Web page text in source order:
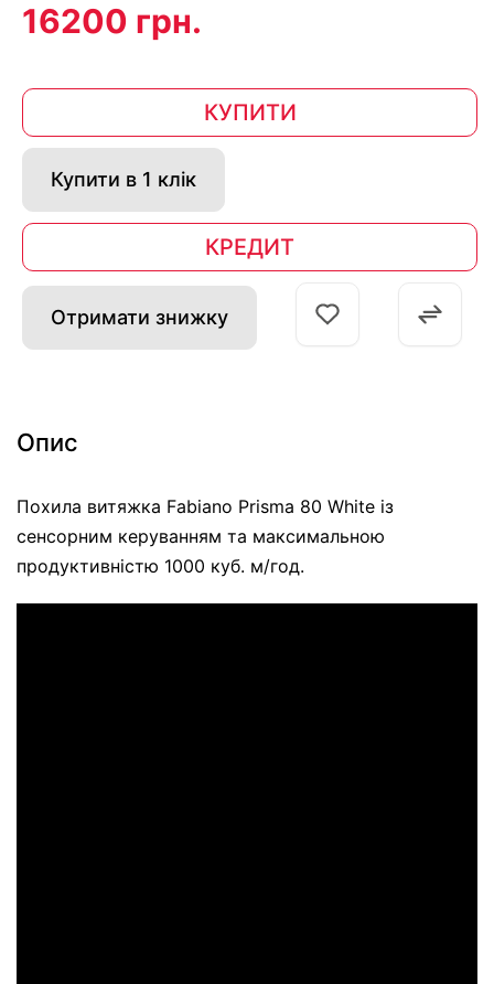
16200 грн.
КУПИТИ
Купити в 1 клік
КРЕДИТ
Отримати знижку
Опис
Похила витяжка Fabiano Prisma 80 White із
сенсорним керуванням та максимальною
продуктивністю 1000 куб. м/год.